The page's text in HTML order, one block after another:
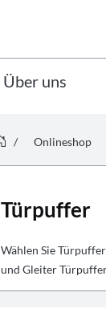
Über uns
/ Onlineshop
Türpuffer
Wählen Sie
und Gleiter